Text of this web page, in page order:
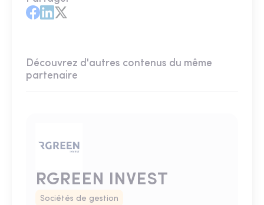
Découvrez d'autres contenus du même
partenaire
RGREEN INVEST
Sociétés de gestion